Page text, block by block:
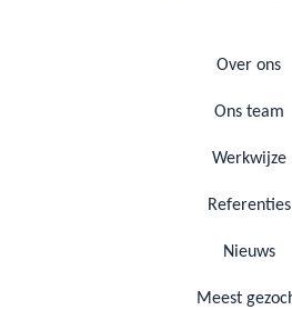
Over ons
Ons team
Werkwijze
Referenties
Nieuws
Meest